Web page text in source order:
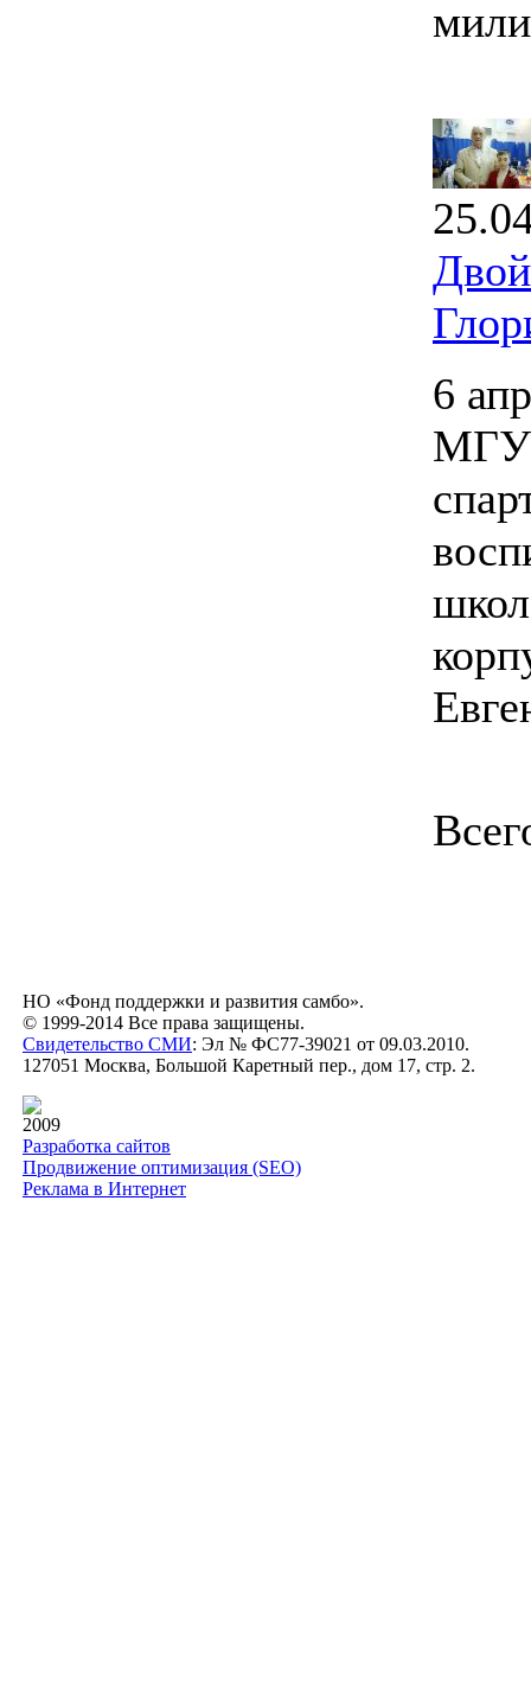
6
НО «Фонд поддержки и развития самбо».
© 1999-2014 Все права защищены.
Свидетельство СМИ: Эл № ФС77-39021 от 09.03.2010.
127051 Москва, Большой Каретный пер., дом 17, стр. 2.
2009
Разработка сайтов
Продвижение оптимизация (SEO)
Реклама в Интернет